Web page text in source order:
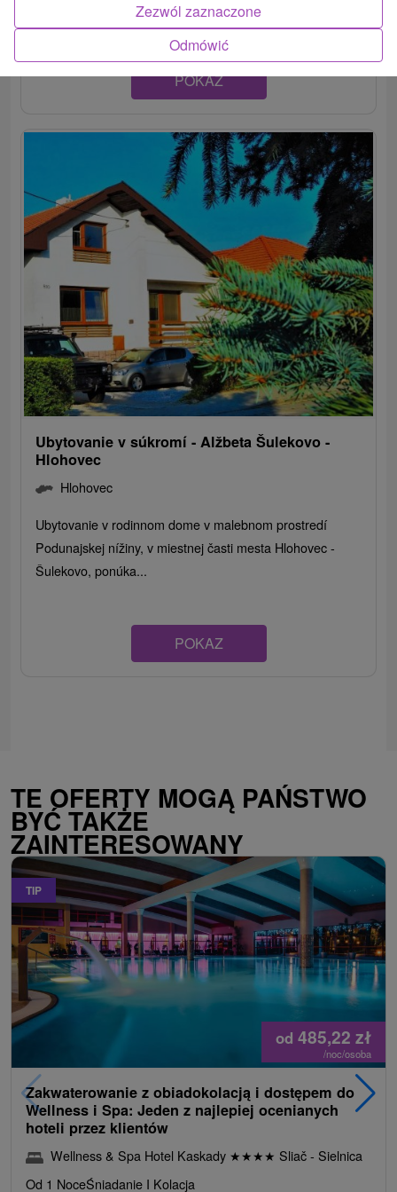
POKAZ
Ubytovanie v súkromí - Alžbeta Šulekovo -
Hlohovec
Hlohovec
Ubytovanie v rodinnom dome v malebnom prostredí
Podunajskej nížiny, v miestnej časti mesta Hlohovec -
Šulekovo, ponúka...
POKAZ
TE OFERTY MOGĄ PAŃSTWO
BYĆ TAKŻE
ZAINTERESOWANY
TIP
od 485,22 zł
/noc/osoba
Zakwaterowanie z obiadokolacją i dostępem do
Wellness i Spa: Jeden z najlepiej ocenianych
hoteli przez klientów
Wellness & Spa Hotel Kaskady ★★★★ Sliač - Sielnica
Od 1 NoceŚniadanie I Kolacja
Odmówić
Zezwól zaznaczone